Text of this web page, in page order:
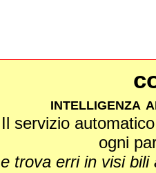
intelligenza
Il servizio
ogni
e trova erri in visi